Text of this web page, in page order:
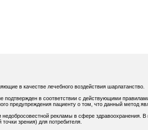
в качестве лечебного воздействия шарлатанство.
подтвержден в соответствии с действующими
предупреждения пациенту о том, что данный метод
рекламы в сфере здравоохранения.
зрения) для потребителя.